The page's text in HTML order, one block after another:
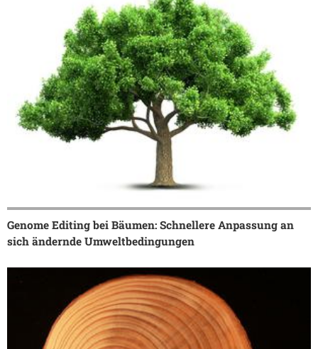
Genome Editing bei Bäumen: Schnellere Anpassung an
sich ändernde Umweltbedingungen